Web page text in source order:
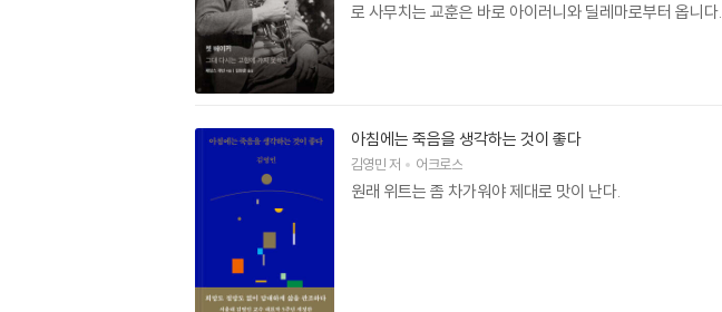
로 사무치는 교훈은 바로 아이러니와 딜레마로부터 옵니다.
아침에는 죽음을 생각하는 것이 좋다
김영민저 어크로스
원래 위트는 좀 차가워야 제대로 맛이 난다.